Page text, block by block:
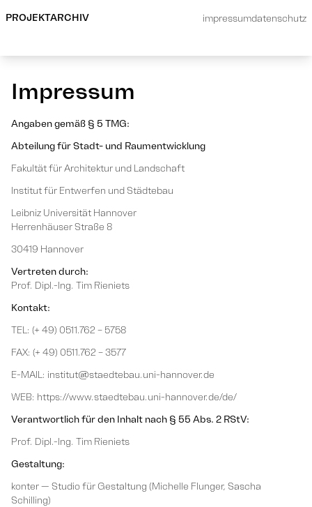
PROJEKTARCHIV impressumdatenschutz
Impressum
Angaben gemäß § 5 TMG:
Abteilung für Stadt- und Raumentwicklung
Fakultät für Architektur und Landschaft
Institut für Entwerfen und Städtebau
Leibniz Universität Hannover
Herrenhäuser Straße 8
30419 Hannover
Vertreten durch:
Prof. Dipl.-Ing. Tim Rieniets
Kontakt:
TEL: (+ 49) 0511.762 – 5758
FAX: (+ 49) 0511.762 – 3577
E-MAIL: institut@staedtebau.uni-hannover.de
WEB: https://www.staedtebau.uni-hannover.de/de/
Verantwortlich für den Inhalt nach § 55 Abs. 2 RStV:
Prof. Dipl.-Ing. Tim Rieniets
Gestaltung:
konter — Studio für Gestaltung (Michelle Flunger, Sascha
Schilling)